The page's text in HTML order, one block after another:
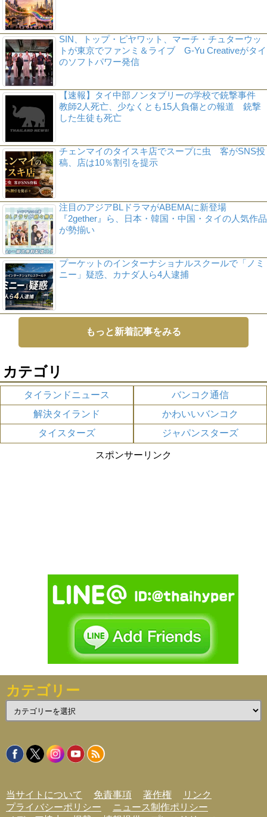
SIN、トップ・ピヤワット、マーチ・チュターウッ
トが東京でファンミ＆ライブ G-Yu Creativeがタイ
のソフトパワー発信
【速報】タイ中部ノンタブリーの学校で銃撃事件
教師2人死亡、少なくとも15人負傷との報道 銃撃
した生徒も死亡
チェンマイのタイスキ店でスープに虫 客がSNS投
稿、店は10％割引を提示
注目のアジアBLドラマがABEMAに新登場
『2gether』ら、日本・韓国・中国・タイの人気作品
が勢揃い
プーケットのインターナショナルスクールで「ノミ
ニー」疑惑、カナダ人ら4人逮捕
もっと新着記事をみる
カテゴリ
タイランドニュース
バンコク通信
解決タイランド
かわいいバンコク
タイスターズ
ジャパンスターズ
スポンサーリンク
カテゴリー
テ
リ
ー
当サイトについて 免責事項 著作権
リンク
プライバシーポリシー
ニュース制作ポリシー